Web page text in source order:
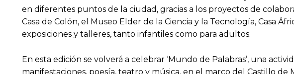
en diferentes puntos de la ciudad, gracias a los proyectos de
Casa de Colón, el Museo Elder de la Ciencia y la Tecnología, Casa
exposiciones y talleres, tanto infantiles como para adultos.
En esta edición se volverá a celebrar ‘Mundo de Palabras’, una
manifestaciones, poesía, teatro y música, en el marco del Castillo de